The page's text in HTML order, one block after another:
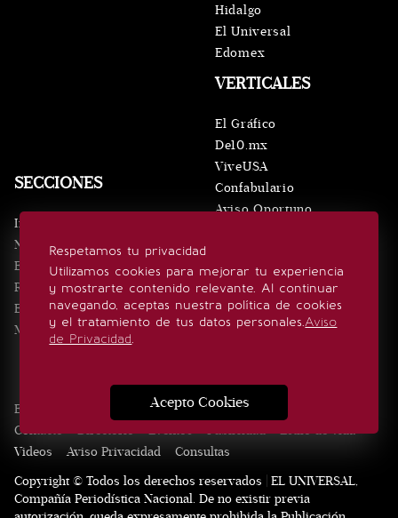
Respetamos tu privacidad
Utilizamos cookies para mejorar tu experiencia
y mostrarte contenido relevante. Al continuar
navegando, aceptas nuestra política de cookies
y el tratamiento de tus datos personales.Aviso
de Privacidad.
Acepto Cookies
SECCIONES
Inicio
Noticias
Eventos
Realeza
Estilo de vida
Minuto x Minuto
VERTICALES
El Gráfico
De10.mx
ViveUSA
Confabulario
Aviso Oportuno
Hidalgo
El Universal
Edomex
SÍGUENOS
Edición Impresa Noticias Quiénes somos
Contacto
Directorio Eventos Publicidad
Estilo de vida
Videos
Aviso Privacidad
Consultas
Copyright © Todos los derechos reservados | EL UNIVERSAL,
Compañía Periodística Nacional. De no existir previa